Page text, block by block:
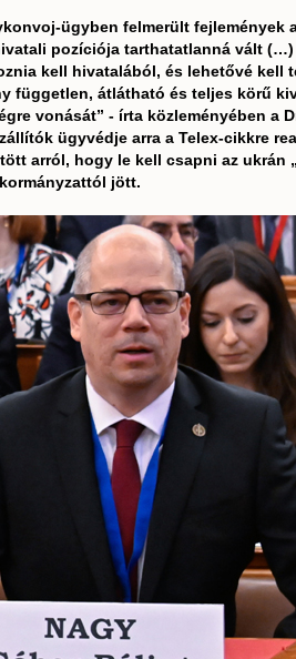
ügyben felmerült fejlemények
pozíciója tarthatatlanná vált
kell hivatalából, és lehetővé kell
független, átlátható és teljes körű
vonását” - írta közleményében a
ügyvédje arra a Telex-cikkre
arról, hogy le kell csapni az ukrán
jött.